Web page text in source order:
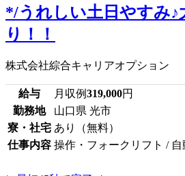
*/うれしい土日やすみ♪
り！！
株式会社綜合キャリアオプション
給与 月収例319,000円
勤務地
山口県 光市
寮・社宅 あり（無料）
仕事内容 操作・フォークリフト / 自